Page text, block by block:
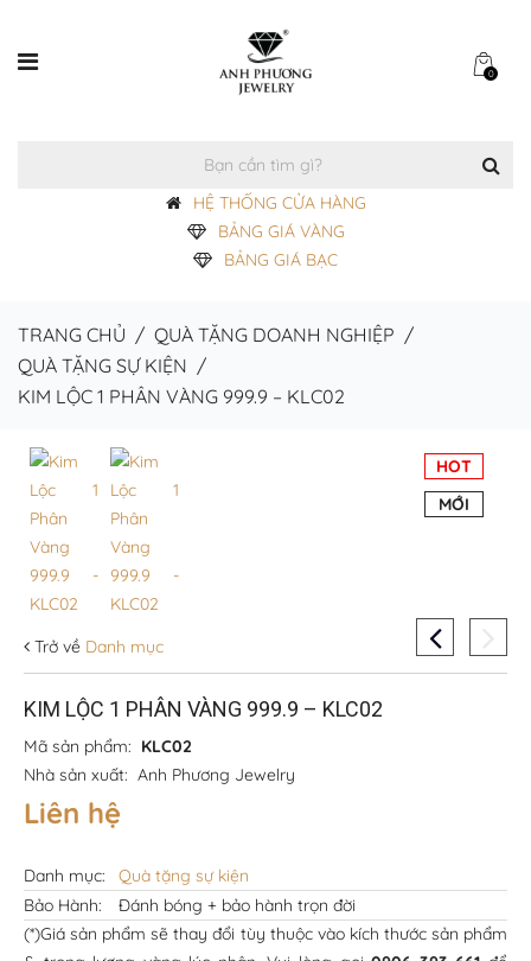
0
HỆ THỐNG CỬA HÀNG
BẢNG GIÁ VÀNG
BẢNG GIÁ BẠC
TRANG CHỦ / QUÀ TẶNG DOANH NGHIỆP /
QUÀ TẶNG SỰ KIỆN /
KIM LỘC 1 PHÂN VÀNG 999.9 – KLC02
HOT
MỚI
Trở về Danh mục
KIM LỘC 1 PHÂN VÀNG 999.9 – KLC02
Mã sản phẩm: KLC02
Nhà sản xuất: Anh Phương Jewelry
Liên hệ
Danh mục:
Quà tặng sự kiện
Bảo Hành:
Đánh bóng + bảo hành trọn đời
(*)Giá sản phẩm sẽ thay đổi tùy thuộc vào kích thước sản phẩm